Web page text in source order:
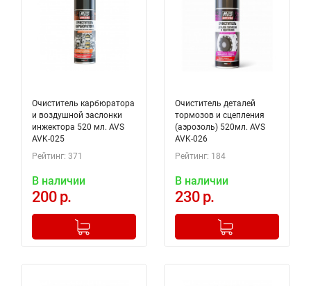
Очиститель карбюратора
и воздушной заслонки
инжектора 520 мл. AVS
AVK-025
Рейтинг: 371
В наличии
200 р.
+
Добавлено в корзину
Очиститель деталей
тормозов и сцепления
(аэрозоль) 520мл. AVS
AVK-026
Рейтинг: 184
В наличии
230 р.
+
Добавлено в корзину